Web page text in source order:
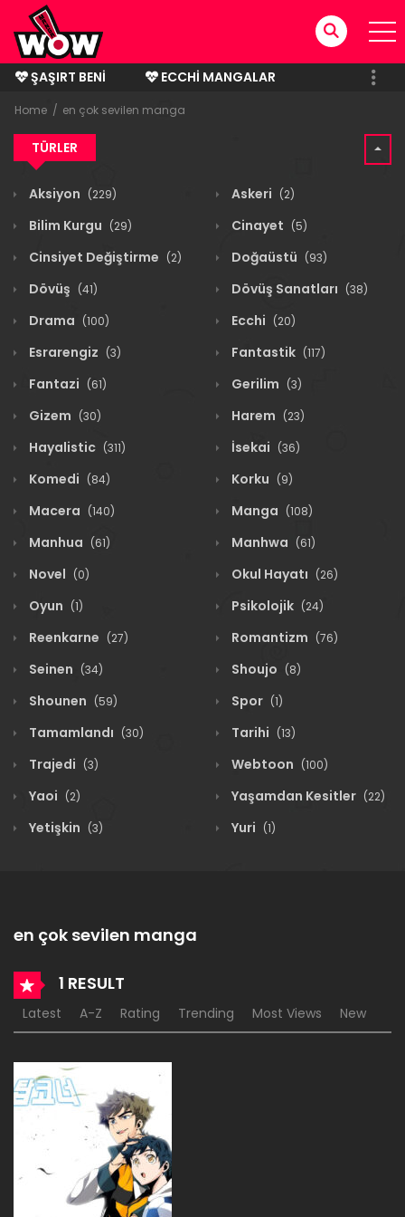
ŞAŞIRT BENI
ECCHI MANGALAR
BITMIŞ MANGALAR
Home en çok sevilen manga
TÜRLER
Aksiyon (229) Askeri (2)
Bilim Kurgu (29) Cinayet (5)
Cinsiyet Değiştirme (2) Doğaüstü (93)
Dövüş (41) Dövüş Sanatları (38)
Drama (100) Ecchi (20)
Esrarengiz (3) Fantastik (117)
Fantazi (61) Gerilim (3)
Gizem (30) Harem (23)
Hayalistic (311) İsekai (36)
Komedi (84) Korku (9)
Macera (140) Manga (108)
Manhua (61) Manhwa (61)
Novel (0) Okul Hayatı (26)
Oyun (1) Psikolojik (24)
Reenkarne (27) Romantizm (76)
Seinen (34) Shoujo (8)
Shounen (59) Spor (1)
Tamamlandı (30) Tarihi (13)
Trajedi (3) Webtoon (100)
Yaoi (2) Yaşamdan Kesitler (22)
Yetişkin (3) Yuri (1)
en çok sevilen manga
1 RESULT
Latest A-Z Rating Trending Most Views New